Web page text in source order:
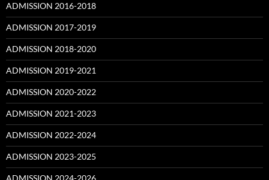
ADMISSION 2016-2018
ADMISSION 2017-2019
ADMISSION 2018-2020
ADMISSION 2019-2021
ADMISSION 2020-2022
ADMISSION 2021-2023
ADMISSION 2022-2024
ADMISSION 2023-2025